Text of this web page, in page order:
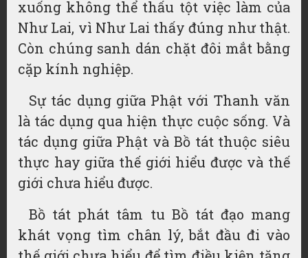
xuống không thể thấu tột việc làm của
Như Lai, vì Như Lai thấy đúng như thật.
Còn chúng sanh dán chặt đôi mắt bằng
cặp kính nghiệp.
Sự tác dụng giữa Phật với Thanh văn
là tác dụng qua hiện thực cuộc sống. Và
tác dụng giữa Phật và Bồ tát thuộc siêu
thực hay giữa thế giới hiểu được và thế
giới chưa hiểu được.
Bồ tát phát tâm tu Bồ tát đạo mang
khát vọng tìm chân lý, bắt đầu đi vào